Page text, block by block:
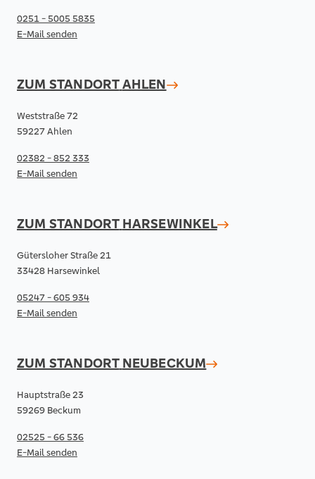
0251 - 5005 5835
E-Mail senden
ZUM STANDORTAHLEN
Weststraße 72
59227 Ahlen
02382 - 852 333
E-Mail senden
ZUM STANDORT HARSEWINKEL
Gütersloher Straße 21
33428 Harsewinkel
05247 - 605 934
E-Mail senden
ZUM STANDORT NEUBECKUM
Hauptstraße 23
59269 Beckum
02525 - 66 536
E-Mail senden